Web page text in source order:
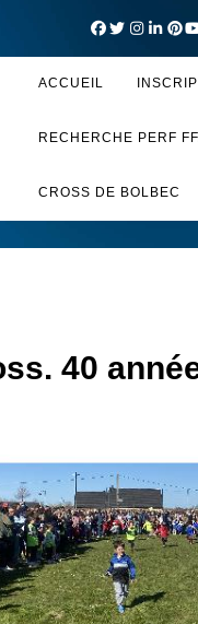
ACCUEIL
RECHERCHE PERF
CROSS DE BOLBEC
40